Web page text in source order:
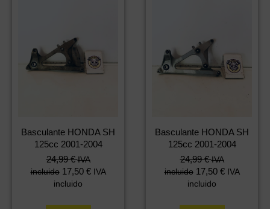
Basculante HONDA SH
125cc 2001-2004
24,99€ IVA
incluido 17,50 € IVA
incluido
Basculante HONDA SH
125cc 2001-2004
24,99€ IVA
incluido 17,50 € IVA
incluido